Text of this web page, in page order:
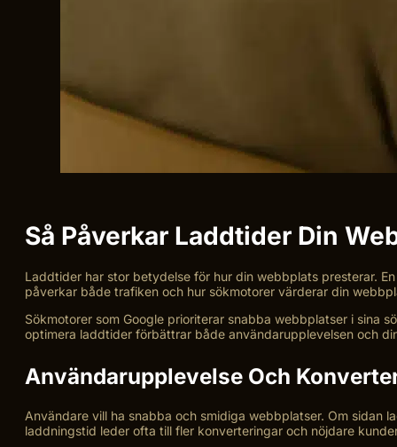
Så Påverkar Laddtider Din
Laddtider har stor betydelse för hur din webbplats presterar.
påverkar både trafiken och hur sökmotorer värderar din
Sökmotorer som Google prioriterar snabba webbplatser i sina
optimera laddtider förbättrar både användarupplevelsen och
Användarupplevelse Och
Användare vill ha snabba och smidiga webbplatser. Om sidan
laddningstid leder ofta till fler konverteringar och nöjdare